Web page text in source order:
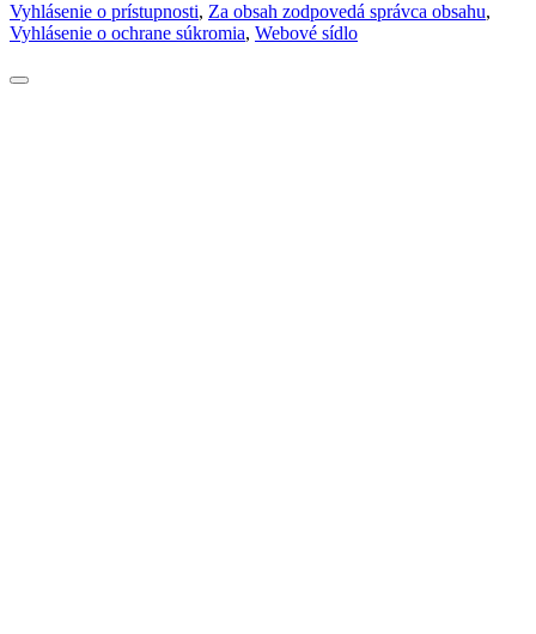
Vyhlásenie o prístupnosti, Za obsah zodpovedá správca obsahu,
Vyhlásenie o ochrane súkromia, Webové sídlo